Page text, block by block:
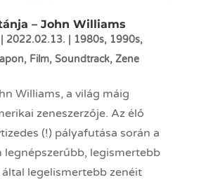
– John Williams
2022.02.13. 1980s, 1990s,
, Film, Soundtrack, Zene
Williams, a világ máig
zeneszerzője. Az élő
(!) pályafutása során a
legismertebb
legelismertebb zenéit